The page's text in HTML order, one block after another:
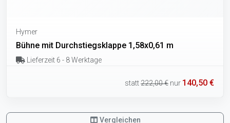
Hymer
Bühne mit Durchstiegsklappe 1,58x0,61 m
Lieferzeit 6 - 8 Werktage
statt222,00 € nur 140,50 €
Vergleichen